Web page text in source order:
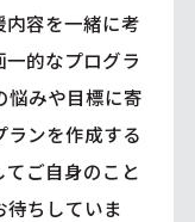
内容を一緒に考
的なプログラ
悩みや目標に寄
ランを作成する
ご自身のこと
待ちしていま